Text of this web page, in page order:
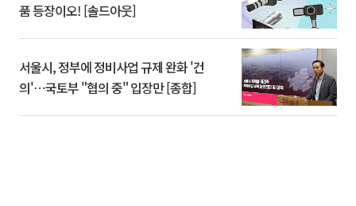
품 등장이오! [솔드아웃]
서울시, 정부에 정비사업 규제 완화 '건
의'⋯국토부 "협의 중" 입장만 [종합]